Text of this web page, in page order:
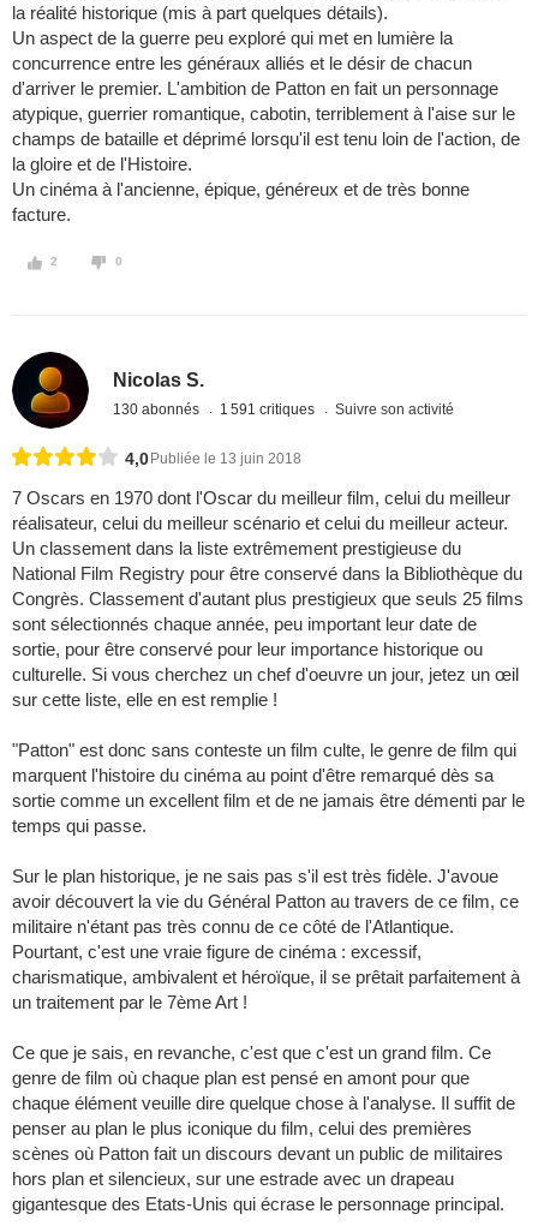
la réalité historique (mis à part quelques détails).
Un aspect de la guerre peu exploré qui met en lumière la
concurrence entre les généraux alliés et le désir de chacun
d'arriver le premier. L'ambition de Patton en fait un personnage
atypique, guerrier romantique, cabotin, terriblement à l'aise sur le
champs de bataille et déprimé lorsqu'il est tenu loin de l'action, de
la gloire et de l'Histoire.
Un cinéma à l'ancienne, épique, généreux et de très bonne
facture.
2 0
Nicolas S.
130 abonnés 1 591 critiques Suivre son activité
4,0 Publiée le 13 juin 2018
7 Oscars en 1970 dont l'Oscar du meilleur film, celui du meilleur
réalisateur, celui du meilleur scénario et celui du meilleur acteur.
Un classement dans la liste extrêmement prestigieuse du
National Film Registry pour être conservé dans la Bibliothèque du
Congrès. Classement d'autant plus prestigieux que seuls 25 films
sont sélectionnés chaque année, peu important leur date de
sortie, pour être conservé pour leur importance historique ou
culturelle. Si vous cherchez un chef d'oeuvre un jour, jetez un œil
sur cette liste, elle en est remplie !
"Patton" est donc sans conteste un film culte, le genre de film qui
marquent l'histoire du cinéma au point d'être remarqué dès sa
sortie comme un excellent film et de ne jamais être démenti par le
temps qui passe.
Sur le plan historique, je ne sais pas s'il est très fidèle. J'avoue
avoir découvert la vie du Général Patton au travers de ce film, ce
militaire n'étant pas très connu de ce côté de l'Atlantique.
Pourtant, c'est une vraie figure de cinéma : excessif,
charismatique, ambivalent et héroïque, il se prêtait parfaitement à
un traitement par le 7ème Art !
Ce que je sais, en revanche, c'est que c'est un grand film. Ce
genre de film où chaque plan est pensé en amont pour que
chaque élément veuille dire quelque chose à l'analyse. Il suffit de
penser au plan le plus iconique du film, celui des premières
scènes où Patton fait un discours devant un public de militaires
hors plan et silencieux, sur une estrade avec un drapeau
gigantesque des Etats-Unis qui écrase le personnage principal.